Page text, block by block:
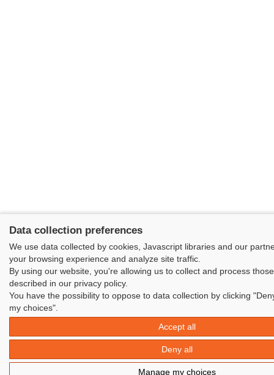
Data collection preferences
We use data collected by cookies, Javascript libraries and our
your browsing experience and analyze site traffic.
By using our website, you're allowing us to collect and process
described in our privacy policy.
You have the possibility to oppose to data collection by clicking
my choices".
Accept all
Deny all
Manage my choices